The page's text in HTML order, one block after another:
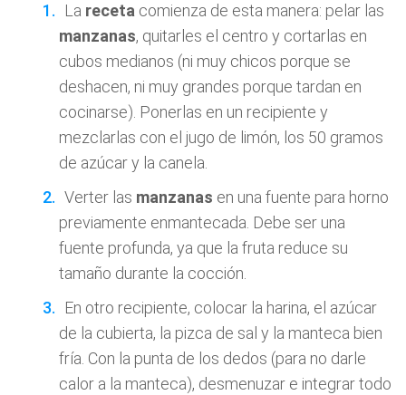
La receta comienza de esta manera: pelar las
manzanas, quitarles el centro y cortarlas en
cubos medianos (ni muy chicos porque se
deshacen, ni muy grandes porque tardan en
cocinarse). Ponerlas en un recipiente y
mezclarlas con el jugo de limón, los 50 gramos
de azúcar y la canela.
Verter las manzanas en una fuente para horno
previamente enmantecada. Debe ser una
fuente profunda, ya que la fruta reduce su
tamaño durante la cocción.
En otro recipiente, colocar la harina, el azúcar
de la cubierta, la pizca de sal y la manteca bien
fría. Con la punta de los dedos (para no darle
calor a la manteca), desmenuzar e integrar todo